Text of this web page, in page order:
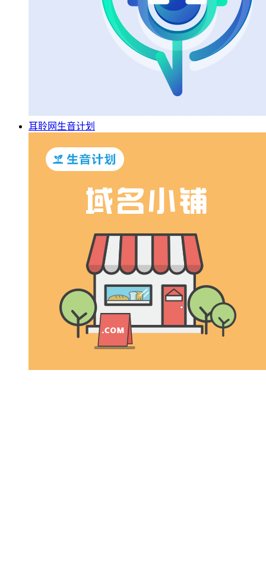
耳聆网生音计划